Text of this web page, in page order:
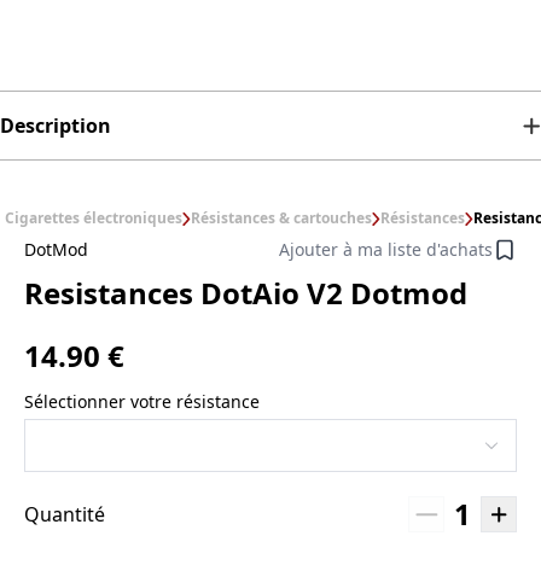
Description
Cigarettes électroniques Résistances & cartouches Résistances
DotMod Ajouter à ma liste d'achats
Resistances DotAio V2 Dotmod
14.90 €
Sélectionner votre résistance
Quantité 1